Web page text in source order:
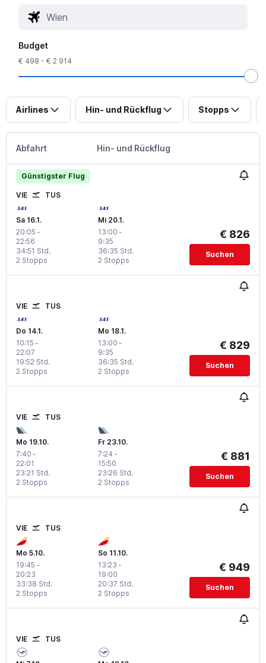
Budget
€ 498 - € 2 914
Airlines Hin- und Rückflug Stopps
Abfahrt Hin- und Rückflug
Günstigster Flug
VIE TUS
Sa 16.1.
20:05 -
22:56
2 Stopps
34:51 Std.
Mi 20.1.
13:00 -
9:35
2 Stopps
36:35 Std.
€ 826
Suchen
VIE TUS
Do 14.1.
10:15 -
22:07
2 Stopps
19:52 Std.
Mo 18.1.
13:00 -
9:35
2 Stopps
36:35 Std.
€ 829
Suchen
VIE TUS
Mo 19.10.
7:40 -
22:01
2 Stopps
23:21 Std.
Fr 23.10.
7:24 -
15:50
2 Stopps
23:26 Std.
€ 881
Suchen
VIE TUS
Mo 5.10.
19:45 -
20:23
2 Stopps
33:38 Std.
So 11.10.
13:23 -
19:00
2 Stopps
20:37 Std.
€ 949
Suchen
VIE TUS